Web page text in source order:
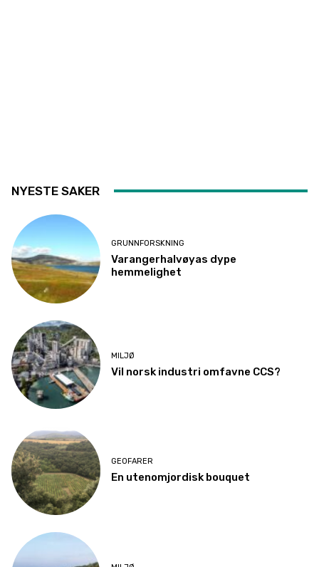
NYESTE SAKER
GRUNNFORSKNING
Varangerhalvøyas dype
hemmelighet
MILJØ
Vil norsk industri omfavne CCS?
GEOFARER
En utenomjordisk bouquet